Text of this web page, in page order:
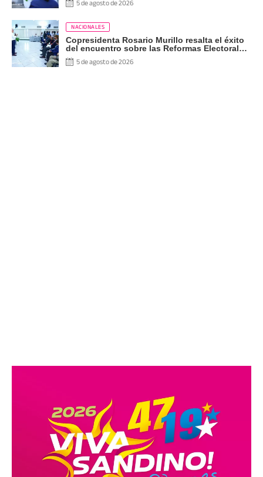
5 de agosto de 2026
NACIONALES
Copresidenta Rosario Murillo resalta el éxito
del encuentro sobre las Reformas Electorales
con diputados del PARLACEN
5 de agosto de 2026